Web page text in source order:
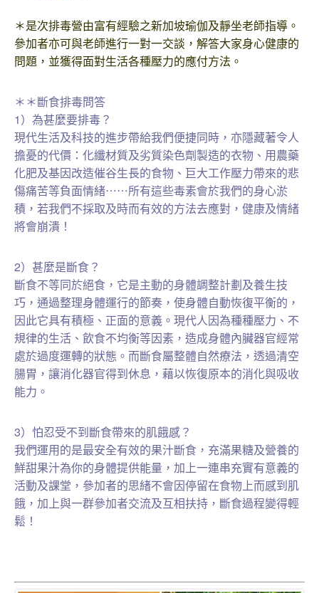
＊是次排毒營由富有經驗之新加坡瑜伽及靜坐老師指導。
參加者亦可與老師進行一對一交談，解答大家身心健康的
問題，並獲得面對生活各種壓力的應付方法。
＊＊斷食排毒問答
1）為甚麼要排毒？
現代生活及科技的進步帶給我們便捷同時，亦隱藏著令人
擔憂的代價：化纖材質及劣質染色劑製造的衣物、用農藥
化肥及基因改造催谷生長的食物、巨大工作壓力帶來的悲
傷痛苦等負面情緒⋯⋯所有這些毒素會於我們的身心淤
積，若我們不採取及時而有效的方法去應對，健康及情緒
將會崩潰！
2）甚麼是斷食？
斷食不等同於絕食，它是主動的身體調整計劃及養生技
巧，通過整理身體運行的節奏，使身體自動恢復平衡的，
因此它具有積極、正面的意義。現代人因為種種壓力、不
規律的生活、飲食不均衡等因素，造成身體內臟器官經常
處於過度運轉的狀態。而斷食屬整體自然療法，透過清空
腸胃，讓消化器官得到休息，藉以恢復原本的消化與吸收
能力。
3）怕忍受不到斷食帶來的肌餓感？
我們運用的是最安全有效的果汁斷食，充滿果糖及營養的
鮮甜果汁為你的身體提供能量，加上一連串充實有意義的
活動及課堂，參加者的思緒不會因停留在食物上而感到肌
餓，加上與一群參加者交流及互相扶持，斷食過程變得輕
鬆！